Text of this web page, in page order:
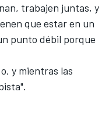
trabajen juntas, y
que estar en un
punto débil porque
y mientras las